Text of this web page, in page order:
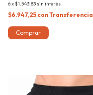
6x $1.543,83 sin interés
$6.947,25 conTransferencia
Comprar